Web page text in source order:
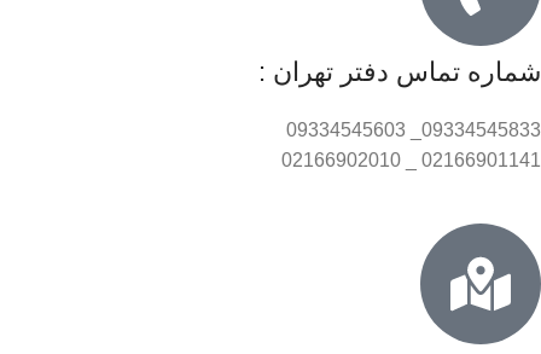
شماره تماس دفتر تهران :
09334545833_ 09334545603
02166901141 _ 02166902010